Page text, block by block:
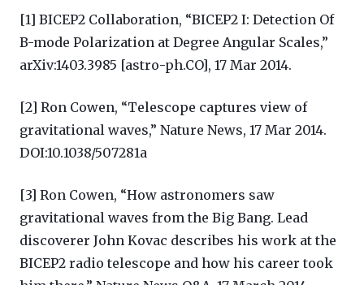
[1] BICEP2 Collaboration, “BICEP2 I: Detection Of
B-mode Polarization at Degree Angular Scales,”
arXiv:1403.3985 [astro-ph.CO], 17 Mar 2014.
[2] Ron Cowen, “Telescope captures view of
gravitational waves,” Nature News, 17 Mar 2014.
DOI:10.1038/507281a
[3] Ron Cowen, “How astronomers saw
gravitational waves from the Big Bang. Lead
discoverer John Kovac describes his work at the
BICEP2 radio telescope and how his career took